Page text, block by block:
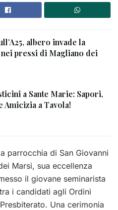
albero invade la
pressi di Magliano dei
a Sante Marie: Sapori,
Amicizia a Tavola!
parrocchia di San Giovanni
Marsi, sua eccellenza
il giovane seminarista
i candidati agli Ordini
Una cerimonia